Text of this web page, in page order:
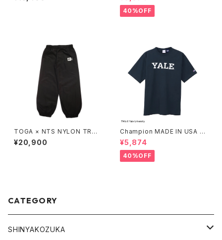
40%OFF
TOGA × NTS NYLON TROU
SERS
¥20,900
Champion MADE IN USA T1
011 SHORT SLEEVE T-SHIR
T
¥5,874
40%OFF
CATEGORY
SHINYAKOZUKA